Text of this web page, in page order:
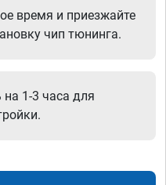
время и приезжайте
чип тюнинга.
1-3 часа для